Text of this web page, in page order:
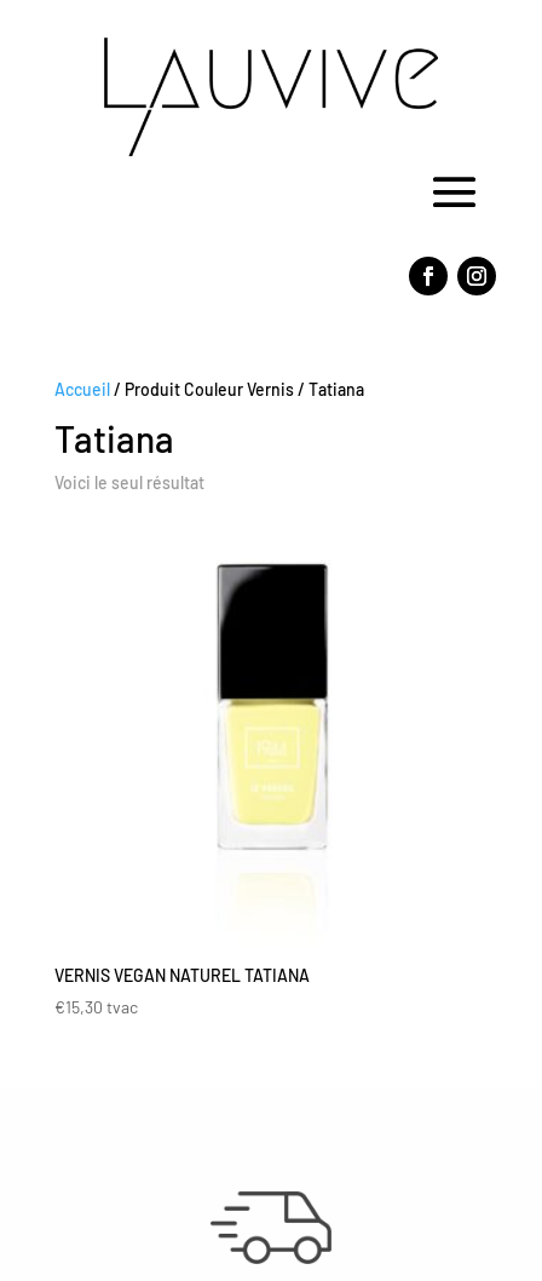
Accueil / Produit Couleur Vernis / Tatiana
Tatiana
Voici le seul résultat
VERNIS VEGAN NATUREL TATIANA
€15,30 tvac